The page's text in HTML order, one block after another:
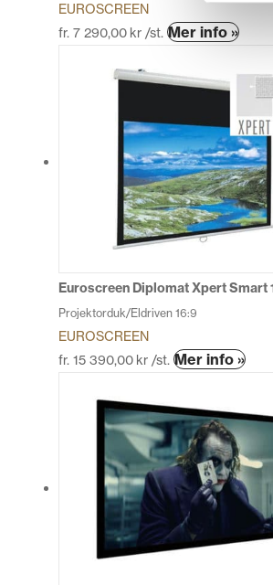
EUROSCREEN
fr. 7 290,00 kr /st. Mer info »Den
här
har
flera
De
olika
kan
Euroscreen Diplomat Xpert Smart
Projektorduk/Eldriven 16:9
EUROSCREEN
fr. 15 390,00 kr /st. Mer info »Den
har
De
olika
kan